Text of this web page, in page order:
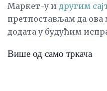
Маркет-у и другим
претпостављам да
додата у будућим
Више од само тркача